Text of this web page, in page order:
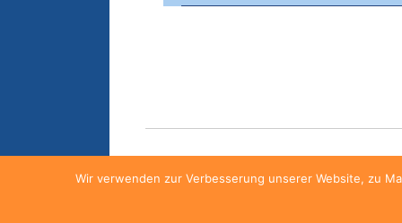
FAQ Kontakt AGB
Wir verwenden zur Verbesserung unserer Website, zu